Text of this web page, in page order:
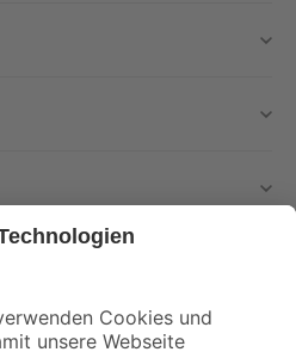
und Aktionen mehr verpassen!